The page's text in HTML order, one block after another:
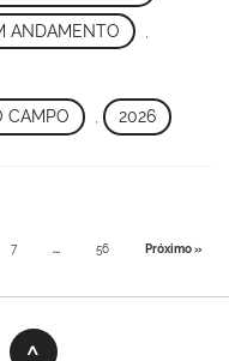
ANDAMENTO
CAMPO , 2026
7 ... 56 Próximo »